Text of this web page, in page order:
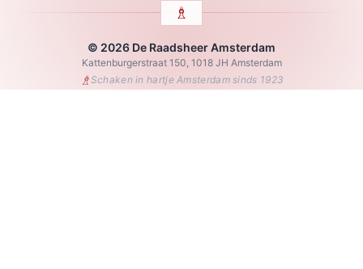
© 2026 De Raadsheer Amsterdam
Kattenburgerstraat 150, 1018 JH Amsterdam
♗Schaken in hartje Amsterdam sinds 1923